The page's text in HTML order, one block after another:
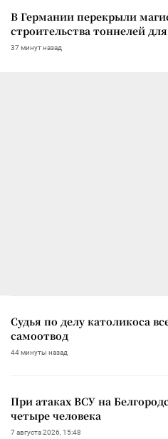
В Германии перекрыли
строительства тоннелей
37 минут назад
Судья по делу католикоса
самоотвод
44 минуты назад
При атаках ВСУ на
четыре человека
7 августа 2026, 15:48